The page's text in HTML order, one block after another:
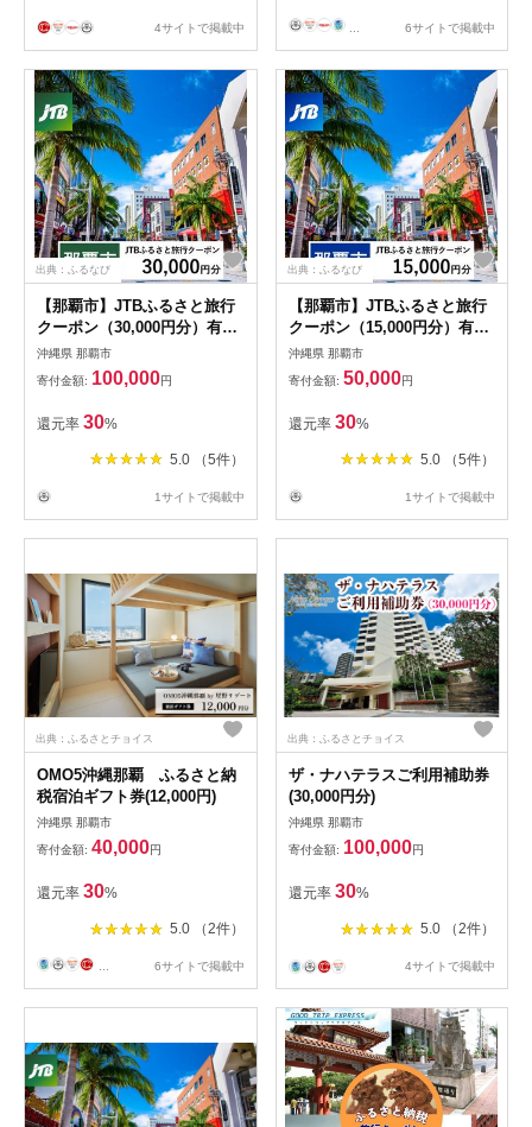
4サイトで掲載中 6サイトで掲載中
出典：ふるなび
【那覇市】JTBふるさと旅行
クーポン（30,000円分）有効
期間3年（Eメール発行）｜予
約 宿泊 観光 体験 温泉 ホテ
ル 旅館 チケット 子供 子連れ
カップル 家族 店頭 オンライ
ン ネット 電話 沖縄 沖縄
沖縄県 那覇市
寄付金額: 100,000円
還元率 30%
5.0 （5件）
1サイトで掲載中
出典：ふるなび
【那覇市】JTBふるさと旅行
クーポン（15,000円分）有効
期間3年（Eメール発行）｜予
約 宿泊 観光 体験 温泉 ホテ
ル 旅館 チケット 子供 子連れ
カップル 家族 店頭 オンライ
ン ネット 電話 沖縄 沖縄
沖縄県 那覇市
寄付金額: 50,000円
還元率 30%
5.0 （5件）
1サイトで掲載中
出典：ふるさとチョイス
OMO5沖縄那覇 ふるさと納
税宿泊ギフト券(12,000円)
沖縄県 那覇市
寄付金額: 40,000円
還元率 30%
5.0 （2件）
... 6サイトで掲載中
出典：ふるさとチョイス
ザ・ナハテラスご利用補助券
(30,000円分)
沖縄県 那覇市
寄付金額: 100,000円
還元率 30%
5.0 （2件）
4サイトで掲載中